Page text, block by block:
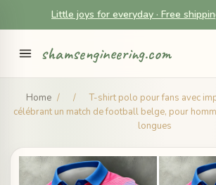
Little joys for everyday · Free
shamsengineering.com
Home / /
T-shirt polo pour fans avec
célébrant un match de football belge, pour
longues